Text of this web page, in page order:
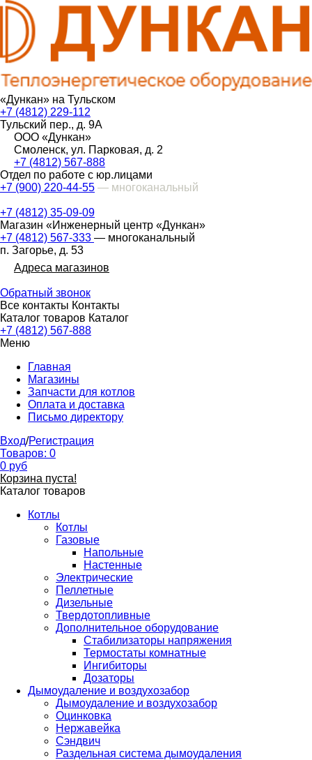
«Дункан» на Тульском
+7 (4812) 229-112
Тульский пер., д. 9А
ООО «Дункан»
Смоленск, ул. Парковая, д. 2
+7 (4812) 567-888
Отдел по работе с юр.лицами
+7 (900) 220-44-55 — многоканальный
+7 (4812) 35-09-09
Магазин «Инженерный центр «Дункан»
+7 (4812) 567-333 — многоканальный
п. Загорье, д. 53
Адреса магазинов
Обратный звонок
Все контакты Контакты
Каталог товаров Каталог
+7 (4812) 567-888
Меню
Главная
Магазины
Запчасти для котлов
Оплата и доставка
Письмо директору
Вход/Регистрация
Товаров: 0
0 руб
Корзина пуста!
Каталог товаров
Котлы
Котлы
Газовые
Напольные
Настенные
Электрические
Пеллетные
Дизельные
Твердотопливные
Дополнительное оборудование
Стабилизаторы напряжения
Термостаты комнатные
Ингибиторы
Дозаторы
Дымоудаление и воздухозабор
Дымоудаление и воздухозабор
Оцинковка
Нержавейка
Сэндвич
Раздельная система дымоудаления